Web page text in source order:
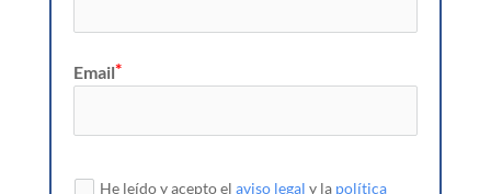
Email
He leído y acepto el aviso legal y la política